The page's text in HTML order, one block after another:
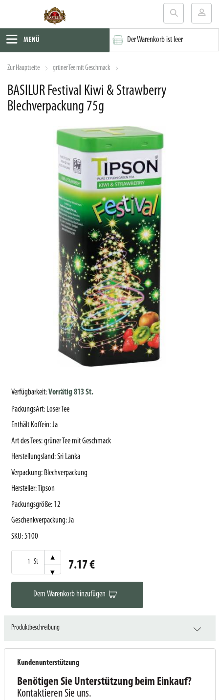
MENÜ Der Warenkorb ist leer
Zur Hauptseite grüner Tee mit Geschmack
BASILUR Festival Kiwi & Strawberry
Blechverpackung 75g
7.17 €
St
▾
▾
Dem Warenkorb hinzufügen
Verfügbarkeit:Vorrätig 813 St.
PackungsArt: Loser Tee
Enthält Koffein:Ja
Art des Tees:grüner Tee mit Geschmack
Herstellungsland:Sri Lanka
Verpackung: Blechverpackung
Hersteller: Tipson
Packungsgröße: 12
Geschenkverpackung:Ja
SKU:5100
Produktbeschreibung
Kundenunterstützung
Benötigen Sie Unterstützung beim Einkauf?
Kontaktieren Sie uns.